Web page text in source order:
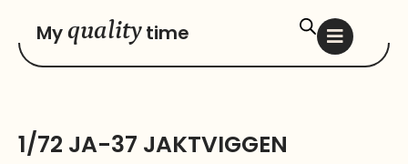
Myquality time
1/72 JA-37 JAKTVIGGEN